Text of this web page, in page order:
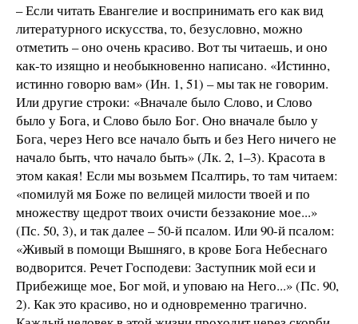
– Если читать Евангелие и воспринимать его как вид
литературного искусства, то, безусловно, можно
отметить – оно очень красиво. Вот ты читаешь, и оно
как-то изящно и необыкновенно написано. «Истинно,
истинно говорю вам» (Ин. 1, 51) – мы так не говорим.
Или другие строки: «Вначале было Слово, и Слово
было у Бога, и Слово было Бог. Оно вначале было у
Бога, через Него все начало быть и без Него ничего не
начало быть, что начало быть» (Лк. 2, 1–3). Красота в
этом какая! Если мы возьмем Псалтирь, то там читаем:
«помилуй мя Боже по велицей милости твоей и по
множеству щедрот твоих очисти беззаконие мое...»
(Пс. 50, 3), и так далее – 50-й псалом. Или 90-й псалом:
«Живый в помощи Вышняго, в крове Бога Небеснаго
водворится. Речет Господеви: Заступник мой еси и
Прибежище мое, Бог мой, и уповаю на Него...» (Пс. 90,
2). Как это красиво, но и одновременно трагично.